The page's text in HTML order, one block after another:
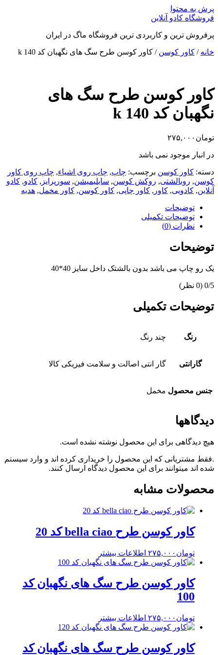
پرش به محتوا
فروشگاه کادو آنلاین
پرفروش ترین و کاربردی ترین فروشگاه ماگ در ایران
خانه / کاور کوسن / کاور کوسن طرح سگ های نگهبان کد k 140
کاور کوسن طرح سگ های
نگهبان کد k 140
تومان ۲۷۵,۰۰۰
در انبار موجود نمی باشد
دسته: کاور کوسن برچسب: چاپ, چاپ روی اشیاء, چاپ روی کاور
کوسن, روبالشتی, روکش کوسن, سابلیمیشن, سورپرایز , کادو, کادو
آنلاین, کادویی, کاور , کاور چاپی, کاور کوسن, کاور مخمل, هدیه
توضیحات
توضیحات تکمیلی
نظرات (0)
توضیحات
یک رو چاپ می باشد بدون بالشتک داخل سایز 40*40
‫0/5 ‫(0 نظر)
توضیحات تکمیلی
رنگ چند رنگ
گارانتی گار انتی اصالت و سلامت فیزیکی کالا
جنس محصول مخمل
دیدگاهها
هیچ دیدگاهی برای این محصول نوشته نشده است.
.فقط مشتریانی که این محصول را خریداری کرده اند و وارد سیستم
شده اند میتوانند برای این محصول دیدگاه ارسال کنند.
محصولات مشابه
کاور کوسن طرح bella ciao کد 20
تومان ۲۷۵,۰۰۰ اطلاعات بیشتر
کاور کوسن طرح سگ های نگهبان کد
100
تومان ۲۷۵,۰۰۰ اطلاعات بیشتر
کاور کوسن طرح سگ های نگهبان کد